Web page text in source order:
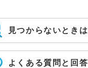
見つからないときは
よくある質問と回答